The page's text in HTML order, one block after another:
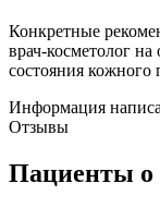
Конкретные
врач-косметолог
состояния кожного
Информация
Отзывы
Пациенты о